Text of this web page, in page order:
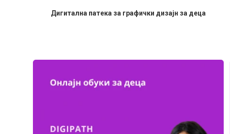
Дигитална патека за графички дизајн за деца